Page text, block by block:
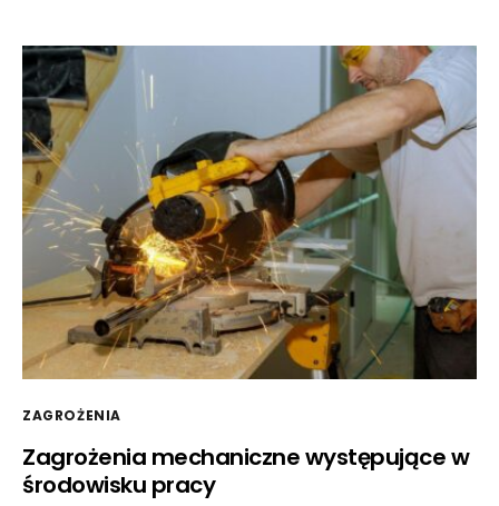
ZAGROŻENIA
Zagrożenia mechaniczne występujące w
środowisku pracy